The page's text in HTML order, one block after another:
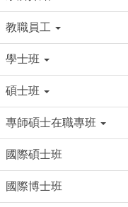
教職員工
學士班
碩士班
專師碩士在職專班
國際碩士班
國際博士班